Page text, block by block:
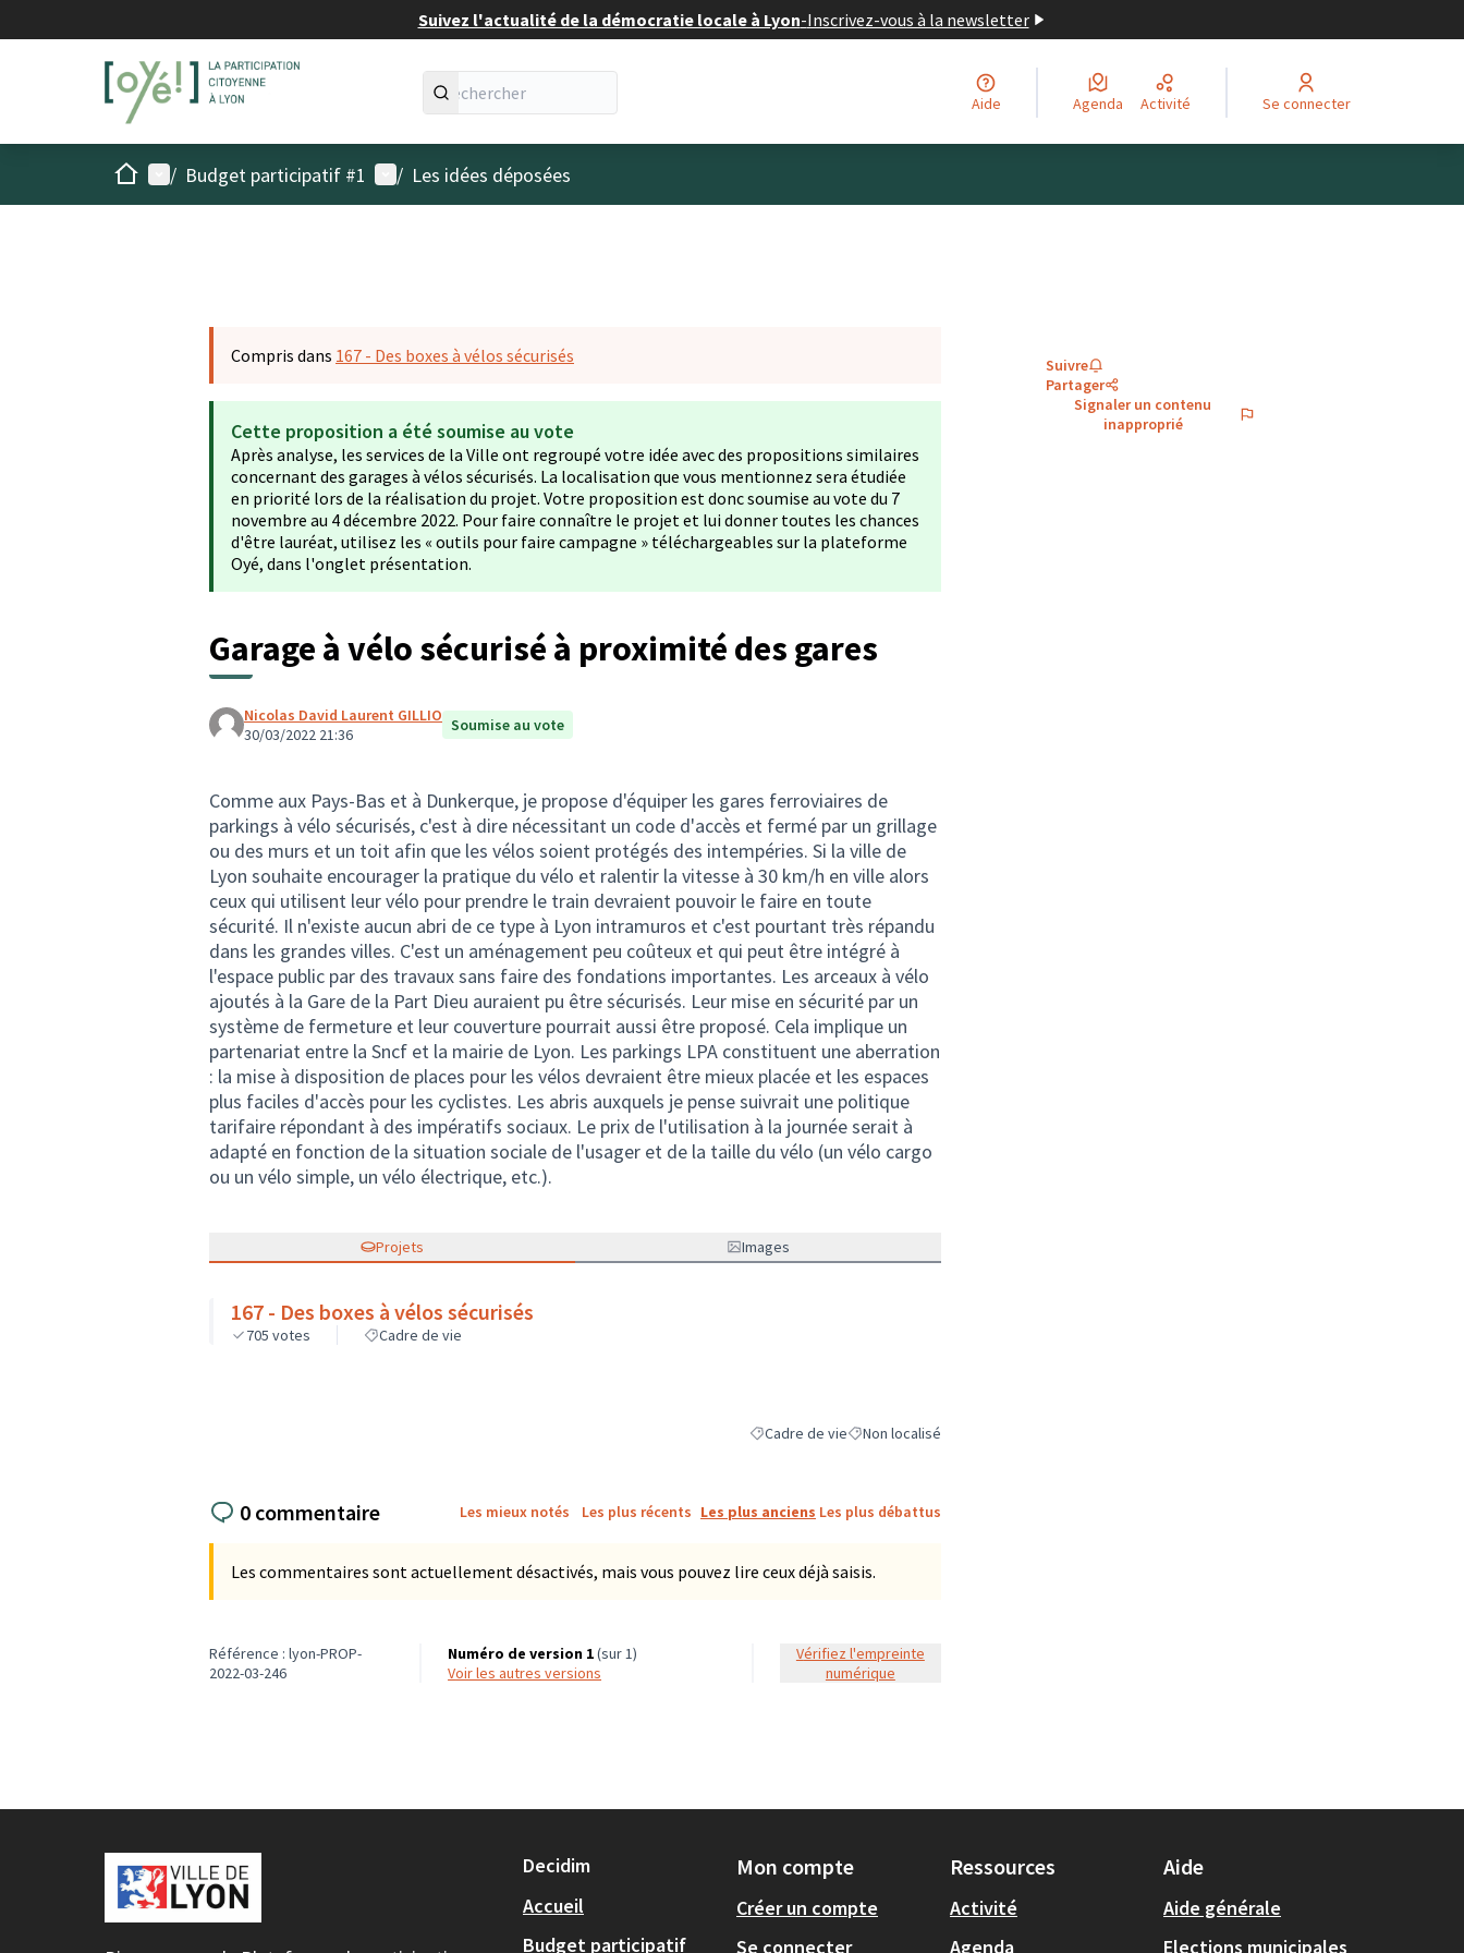
Suivez l'actualité de la démocratie locale à Lyon-Inscrivez-vous à la newsletter
Aide Agenda Activité Se connecter
AccueilMenu principal
/ Budget participatif #1 Menu utilisateur
/ Les idées déposées
Compris dans 167 - Des boxes à vélos sécurisés
Cette proposition a été soumise au vote
Après analyse, les services de la Ville ont regroupé votre idée avec des propositions similaires
concernant des garages à vélos sécurisés. La localisation que vous mentionnez sera étudiée
en priorité lors de la réalisation du projet. Votre proposition est donc soumise au vote du 7
novembre au 4 décembre 2022. Pour faire connaître le projet et lui donner toutes les chances
d'être lauréat, utilisez les « outils pour faire campagne » téléchargeables sur la plateforme
Oyé, dans l'onglet présentation.
Garage à vélo sécurisé à proximité des gares
Nicolas David Laurent GILLIO
30/03/2022 21:36
Soumise au vote
Comme aux Pays-Bas et à Dunkerque, je propose d'équiper les gares ferroviaires de
parkings à vélo sécurisés, c'est à dire nécessitant un code d'accès et fermé par un grillage
ou des murs et un toit afin que les vélos soient protégés des intempéries. Si la ville de
Lyon souhaite encourager la pratique du vélo et ralentir la vitesse à 30 km/h en ville alors
ceux qui utilisent leur vélo pour prendre le train devraient pouvoir le faire en toute
sécurité. Il n'existe aucun abri de ce type à Lyon intramuros et c'est pourtant très répandu
dans les grandes villes. C'est un aménagement peu coûteux et qui peut être intégré à
l'espace public par des travaux sans faire des fondations importantes. Les arceaux à vélo
ajoutés à la Gare de la Part Dieu auraient pu être sécurisés. Leur mise en sécurité par un
système de fermeture et leur couverture pourrait aussi être proposé. Cela implique un
partenariat entre la Sncf et la mairie de Lyon. Les parkings LPA constituent une aberration
: la mise à disposition de places pour les vélos devraient être mieux placée et les espaces
plus faciles d'accès pour les cyclistes. Les abris auxquels je pense suivrait une politique
tarifaire répondant à des impératifs sociaux. Le prix de l'utilisation à la journée serait à
adapté en fonction de la situation sociale de l'usager et de la taille du vélo (un vélo cargo
ou un vélo simple, un vélo électrique, etc.).
Projets Images
167 - Des boxes à vélos sécurisés
705 votes Cadre de vie
Filtrer les résultats de la catégorie : Cadre de vie
Cadre de vieFiltrer les résultats pour la localisation : Non localisé
Non localisé
Suivre
Partager
Signaler un contenu
inapproprié
0 commentaire Les mieux notés Les plus récents Les plus anciens Les plus débattus
Les commentaires sont actuellement désactivés, mais vous pouvez lire ceux déjà saisis.
Référence : lyon-PROP-
2022-03-246
Numéro de version 1(sur 1)
voir les autres versions
Vérifiez l'empreinte
numérique
Decidim
Accueil
Budget participatif
Mon compte
Créer un compte
Se connecter
Ressources
Activité
Agenda
Aide
Aide générale
Elections municipales